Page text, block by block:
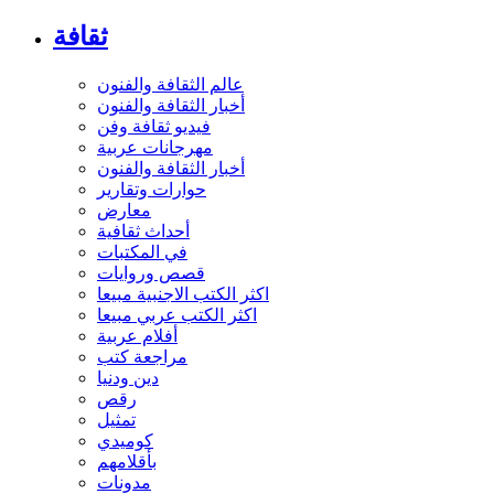
ثقافة
عالم الثقافة والفنون
أخبار الثقافة والفنون
فيديو ثقافة وفن
مهرجانات عربية
أخبار الثقافة والفنون
حوارات وتقارير
معارض
أحداث ثقافية
في المكتبات
قصص وروايات
اكثر الكتب الاجنبية مبيعا
اكثر الكتب عربي مبيعا
أفلام عربية
مراجعة كتب
دين ودنيا
رقص
تمثيل
كوميدي
بأقلامهم
مدونات